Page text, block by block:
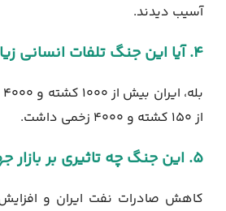
آسیب دیدند.
۴. آیا این جنگ تلفات انسانی زیادی داشت؟
از ۱۵۰ کشته و ۴۰۰۰ زخمی داشت.
۵. این جنگ چه تاثیری بر بازار جهانی نفت داشت؟
کاهش صادرات نفت ایران و